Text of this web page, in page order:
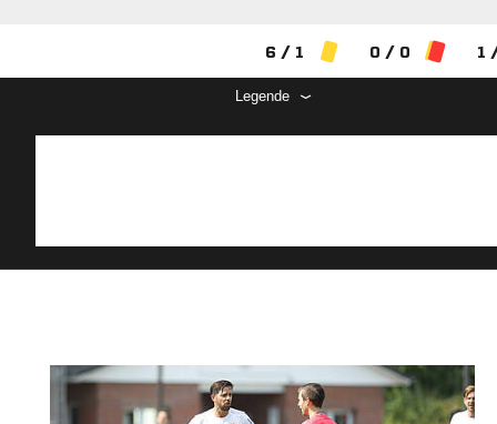
6 / 1 0 / 0 1
Legende